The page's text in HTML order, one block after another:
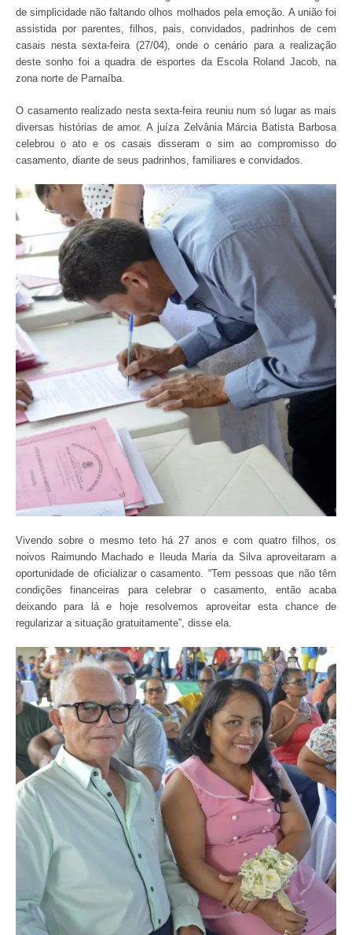
de simplicidade não faltando olhos molhados pela emoção. A união foi
assistida por parentes, filhos, pais, convidados, padrinhos de cem
casais nesta sexta-feira (27/04), onde o cenário para a realização
deste sonho foi a quadra de esportes da Escola Roland Jacob, na
zona norte de Parnaíba.
O casamento realizado nesta sexta-feira reuniu num só lugar as mais
diversas histórias de amor. A juíza Zelvânia Márcia Batista Barbosa
celebrou o ato e os casais disseram o sim ao compromisso do
casamento, diante de seus padrinhos, familiares e convidados.
Vivendo sobre o mesmo teto há 27 anos e com quatro filhos, os
noivos Raimundo Machado e Ileuda Maria da Silva aproveitaram a
oportunidade de oficializar o casamento. “Tem pessoas que não têm
condições financeiras para celebrar o casamento, então acaba
deixando para lá e hoje resolvemos aproveitar esta chance de
regularizar a situação gratuitamente”, disse ela.